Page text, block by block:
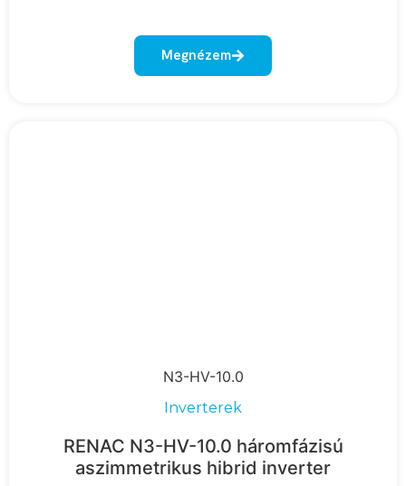
Megnézem
N3-HV-10.0
Inverterek
RENAC N3-HV-10.0 háromfázisú
aszimmetrikus hibrid inverter